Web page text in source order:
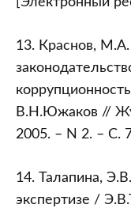
13. Краснов,
В.Н.Южаков //
2005. – N 2. – С.
14. Талапина,
экспертизе /